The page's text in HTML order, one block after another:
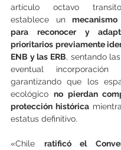
artículo octavo
establece un
para reconocer y
prioritarios previamente
ENB y las ERB, sentando
eventual
garantizando que los
ecológico no pierdan
protección histórica
estatus definitivo.
«Chile ratificó el